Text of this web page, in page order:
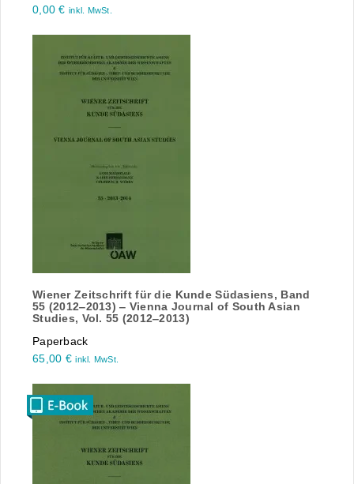
0,00€ inkl. MwSt.
Wiener Zeitschrift für die Kunde Südasiens, Band
55 (2012‒2013) ‒ Vienna Journal of South Asian
Studies, Vol. 55 (2012‒2013)
Paperback
65,00 € inkl. MwSt.